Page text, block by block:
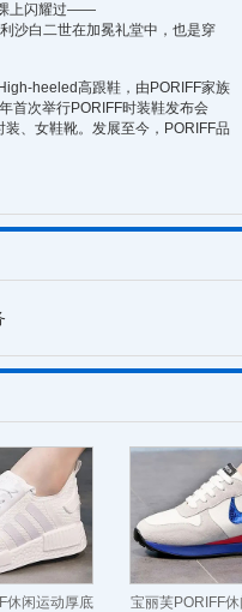
踝上闪耀过——
沙白二世在加冕礼堂中，也是穿
heeled高跟鞋，由PORIFF家族
首次举行PORIFF时装鞋发布会
、女鞋靴。发展至今，PORIFF品
休闲运动厚底 宝丽芙PORIFF